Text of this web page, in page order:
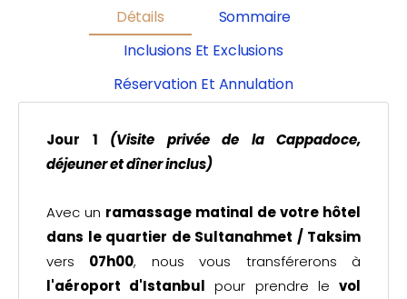
Détails
Sommaire
Inclusions Et Exclusions
Réservation Et Annulation
Jour 1 (Visite privée de la Cappadoce,
déjeuner et dîner inclus)
Avec un ramassage matinal de votre hôtel
dans le quartier de Sultanahmet / Taksim
vers 07h00, nous vous transférerons à
l'aéroport d'Istanbul pour prendre levol